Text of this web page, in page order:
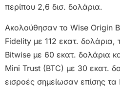
περίπου 2,6 δισ. δολάρια.
Ακολούθησαν το Wise Origin
Fidelity με 112 εκατ. δολάρια,
Bitwise με 60 εκατ. δολάρια
Mini Trust (BTC) με 30 εκατ.
εισροές σημείωσαν επίσης